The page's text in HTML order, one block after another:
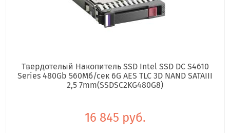
Твердотелый Накопитель SSD Intel SSD DC S4610
Series 480Gb 560Мб/сек 6G AES TLC 3D NAND SATAIII
2,5 7mm(SSDSC2KG480G8)
16 845 руб.